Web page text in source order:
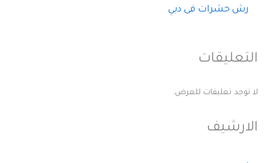
رش حشرات فى دبي
التعليقات
لا توجد تعليقات للعرض.
الارشيف